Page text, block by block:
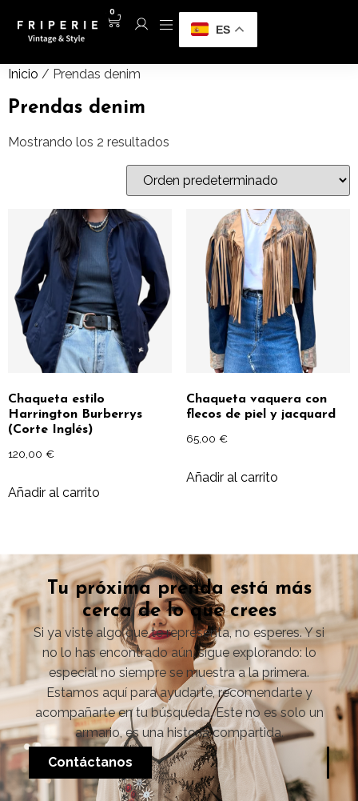
0
ES
Inicio / Prendas denim
Prendas denim
Mostrando los 2 resultados
Chaqueta estilo
Harrington Burberrys
(Corte Inglés)
120,00 €
Añadir al carrito
Chaqueta vaquera con
flecos de piel y jacquard
65,00 €
Añadir al carrito
Tu próxima prenda está más
cerca de lo que crees
Si ya viste algo que te representa, no esperes. Y si
no lo has encontrado aún, sigue explorando: lo
especial no siempre se muestra a la primera.
Estamos aquí para ayudarte, recomendarte y
acompañarte en tu búsqueda. Este no es solo un
armario, es una historia compartida.
Contáctanos